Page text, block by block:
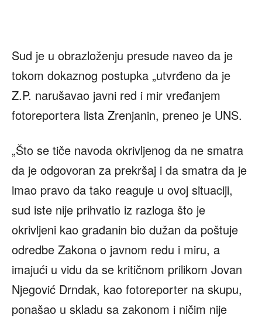
Sud je u obrazloženju presude naveo da je
tokom dokaznog postupka „utvrđeno da je
Z.P. narušavao javni red i mir vređanjem
fotoreportera lista Zrenjanin, preneo je UNS.
„Što se tiče navoda okrivljenog da ne smatra
da je odgovoran za prekršaj i da smatra da je
imao pravo da tako reaguje u ovoj situaciji,
sud iste nije prihvatio iz razloga što je
okrivljeni kao građanin bio dužan da poštuje
odredbe Zakona o javnom redu i miru, a
imajući u vidu da se kritičnom prilikom Jovan
Njegović Drndak, kao fotoreporter na skupu,
ponašao u skladu sa zakonom i ničim nije